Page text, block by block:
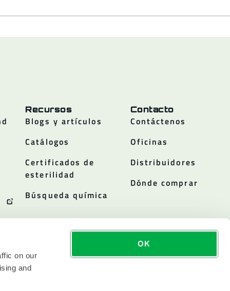
on our
and
OK
Recursos
Blogs y artículos
Catálogos
Certificados de
esterilidad
Búsqueda química
Contacto
Contáctenos
Oficinas
Distribuidores
Dónde comprar